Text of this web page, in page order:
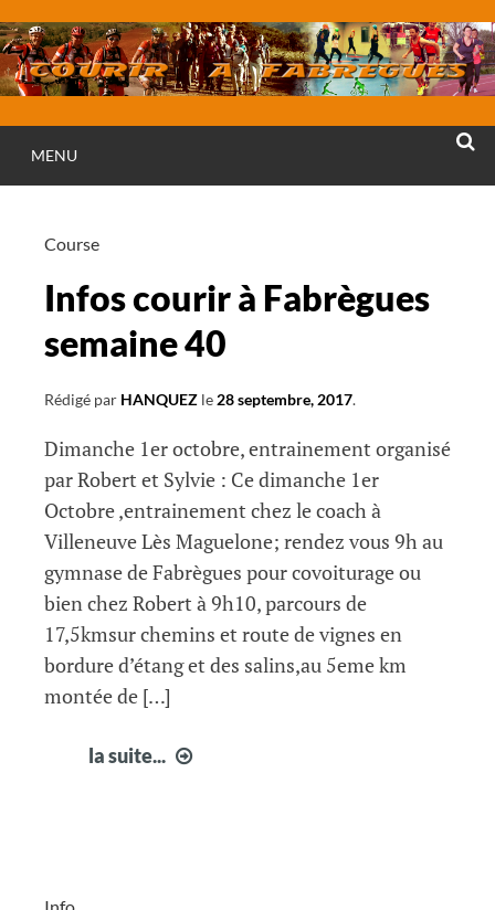
au
contenu
MENU
Course
Infos courir à Fabrègues
semaine 40
Rédigé par HANQUEZ le 28 septembre, 2017.
Dimanche 1er octobre, entrainement organisé
par Robert et Sylvie : Ce dimanche 1er
Octobre ,entrainement chez le coach à
Villeneuve Lès Maguelone; rendez vous 9h au
gymnase de Fabrègues pour covoiturage ou
bien chez Robert à 9h10, parcours de
17,5kmsur chemins et route de vignes en
bordure d’étang et des salins,au 5eme km
montée de […]
la suite...